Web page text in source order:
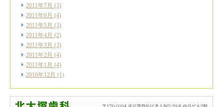
2011年7月 (3)
2011年6月 (4)
2011年5月 (3)
2011年4月 (2)
2011年3月 (3)
2011年2月 (4)
2011年1月 (4)
2010年12月 (1)